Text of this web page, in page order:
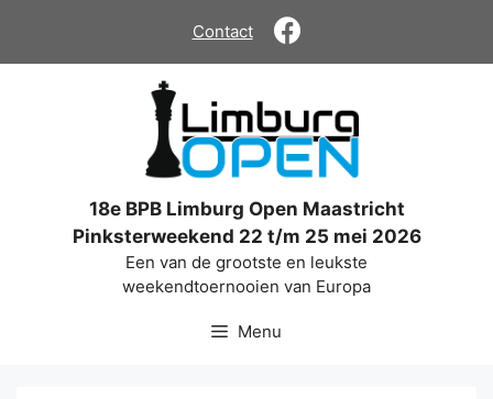
de
Contact
18e BPB Limburg Open Maastricht
Pinksterweekend 22 t/m 25 mei 2026
Een van de grootste en leukste
weekendtoernooien van Europa
Menu